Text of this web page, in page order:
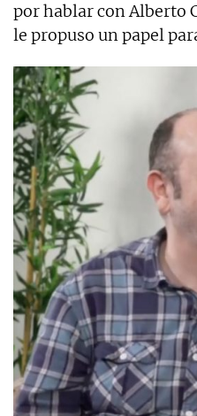
por hablar con Alberto
le propuso un papel